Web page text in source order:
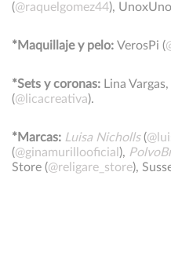
(@raquelgomez44),
*Maquillaje y pelo: VerosPi (
*Sets y coronas: Lina
(@licacreativa).
*Marcas: Luisa Nicholls(
(@ginamurillooficial ),
Store (@religare_store),